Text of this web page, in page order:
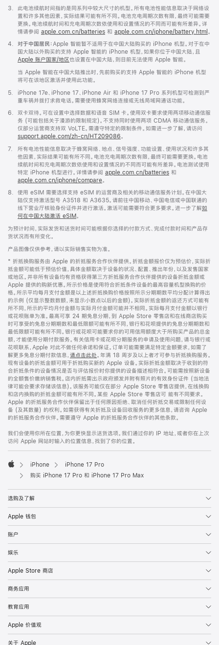
脚
3.
此电池续航时间指的是同系列中较大尺寸的机型。所有电池性能信息取决于网络设
置和许多其他因素，实际结果可能有所不同。电池充电周期次数有限，最终可能需要
更换。电池续航时间和充电周期次数依使用和设置情况的不同而可能有所差异。详
情请参阅 apple.com.cn/batteries 和 apple.com.cn/iphone/battery.html 。
脚
4. 对于中国居民：Apple 智能暂不适用于在中国大陆购买的 iPhone 机型。对于在中
国大陆以外购买的支持 Apple 智能的 iPhone 机型，如果你位于中国大陆，且
Apple 账户国家/地区也设置在中国大陆，则目前无法使用 Apple 智能。
当 Apple 智能在中国大陆推出时，先前购买的支持 Apple 智能的 iPhone 机型
将可在该地区激活并使用此功能。
脚
5.
iPhone 17e、iPhone 17、iPhone Air 和 iPhone 17 Pro 系列机型可检测到严
重车祸并拨打求救电话。需要使用蜂窝网络连接或无线局域网通话功能。
脚
6.
双卡双待。可在设置中选择数据和语音 SIM 卡。使用双卡要求使用两项移动通信服
务 (可能包括关于漫游的限制规定)。不支持同时使用两项 CDMA 移动通信服务。
仅部分运营商支持双 VoLTE。需遵守特定的限制条件。如需进一步了解，请访问
support.apple.com/zh-cn/HT209086。
脚
7.
所有电池性能信息取决于蜂窝网络、地点、信号强度、功能设置、使用状况和许多其
他因素，实际结果可能有所不同。电池充电周期次数有限，最终可能需要更换。电池
续航时间和充电周期次数依使用和设置情况的不同而可能有所差异。电池测试使用
特定 iPhone 机型进行。详情请参阅 apple.com.cn/batteries 和
apple.com.cn/iphone/compare。
脚
8.
使用 eSIM 需要选择支持 eSIM 的运营商及相关的移动通信服务计划。在中国大
陆仅支持激活型号 A3518 和 A3635。请前往中国移动、中国电信或中国联通的
线下营业厅核验身份证件并进行激活。激活可能需要符合更多要求。进一步了解如
何在中国大陆激活 eSIM。
为预计时间，实际发货和送货时间可能根据你选择的付款方式、完成付款时间和产品存
货状况而有所变化。
产品图像仅供参考，请以实际销售实物为准。
* 折抵换购服务由 Apple 的折抵服务合作伙伴提供。折抵金额报价仅为预估价，实际折
抵金额可能低于预估价值，具体金额取决于设备的状况、配置、推出年份，以及发售国家
或地区。并非所有设备均有资格获得第三方折抵服务合作伙伴提供的设备折抵金额或
Apple 提供的购新优惠。所示价格是使用符合折抵条件设备的最高容量机型换购的价
格。所示平均每月支付金额是以上述折抵换购价格按照所示分期期数平均分配计算得出
的示例 (仅显示整数数额，未显示小数点以后的金额)。实际折抵金额的返还方式可能有
所不同，所示的平均月付金额与实际月付金额可能并不相同。实际每月支付金额以银行
或花呗账单为准。最高可享 24 期免息分期，到 Apple Store 零售店和在线商店购买
时可享受的免息分期期数和最低限额可能有所不同，银行和花呗提供的免息分期期数和
最低限额可能有所不同。银行或花呗可能要求你的可用信用额度大于所购买产品的总金
额，才能使用分期付款服务。有关信用卡或花呗分期服务的申请及使用问题，请与银行或
花呗联系，Apple 对此不做任何承诺和保证。订单可能需要满足特定金额要求，如需了
解更多免息分期付款信息， 请点击此处。年满 18 周岁及以上者才可参与折抵换购服务。
现有设备的折抵金额可用于折抵购买新的 Apple 设备。实际折抵金额取决于收到的符
合折抵条件的设备情况是否与评估报价时你提供的设备描述相符合。可能需按照新设备
的全额售价缴纳销售税。店内折抵需出示政府颁发并附有照片的有效身份证件 (当地法
律可能会要求存储该信息)。该服务可能仅在部分 Apple Store 零售店提供，在线换购
和店内换购的折抵金额可能有所不同。某些 Apple Store 零售店可 能有不同要求。
Apple 的折抵服务合作伙伴保留出于任何原因拒绝、取消任何折抵交易或限制任何设
备 (及其数量) 的权利。如需获得有关折抵及设备回收服务的更多信息，请咨询 Apple
的折抵服务合作伙伴。需要遵守 Apple 的折抵服务合作伙伴的其他条款。
我们会使用你所在位置，为你更快显示送货选项。我们通过你的 IP 地址，或者你在上次
访问 Apple 网站时输入的位置信息，找到了你的位置。
Apple
iPhone
iPhone 17 Pro
购买 iPhone 17 Pro 和 iPhone 17 Pro Max
选购及了解
Apple 钱包
账户
娱乐
Apple Store 商店
商务应用
教育应用
Apple 价值观
关于 Apple